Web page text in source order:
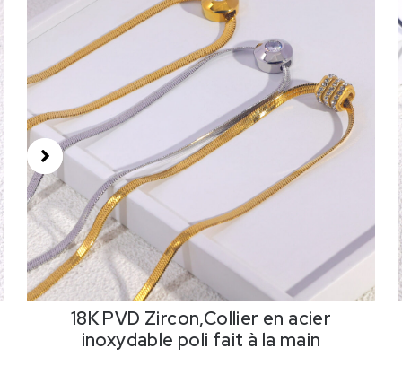
Zircon,Collier en acier
poli fait à la main
18K